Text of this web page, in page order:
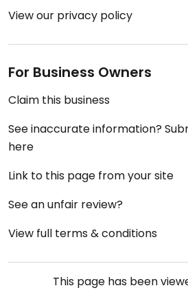
View our privacy policy
For Business Owners
Claim this business
See inaccurate information?
here
Link to this page from your site
See an unfair review?
View full terms & conditions
This page has been